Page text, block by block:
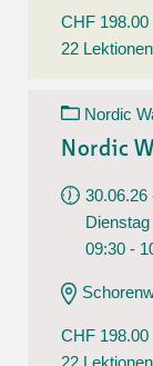
CHF 198.00
22 Lektionen
Nordic
Nordic
30.06.26
Dienstag
09:30 -
CHF 198.00
22 Lektionen